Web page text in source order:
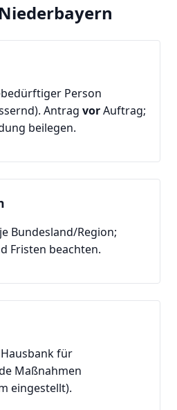
Person
Antrag vorAuftrag;
beilegen.
Bundesland/Region;
Fristen beachten.
für
Maßnahmen
eingestellt).